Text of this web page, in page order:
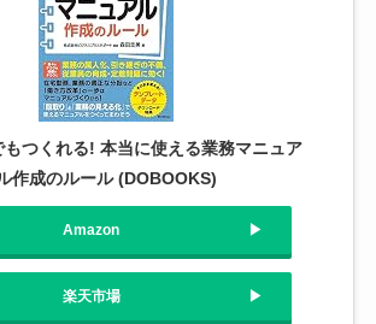
つくれる! 本当に使える業務マニュア
作成のルール (DOBOOKS)
Amazon
楽天市場